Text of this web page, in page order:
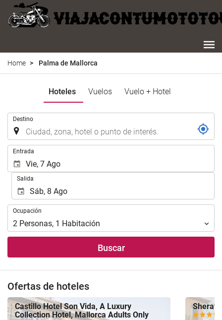
Home Palma de Mallorca
Hoteles Vuelos Vuelo + Hotel
Destino
Entrada
Salida
Ocupación
Ocupación
2 Personas, 1 Habitación
Buscar
Ofertas de hoteles
Castillo Hotel Son Vida, A Luxury
Collection Hotel, Mallorca Adults Only